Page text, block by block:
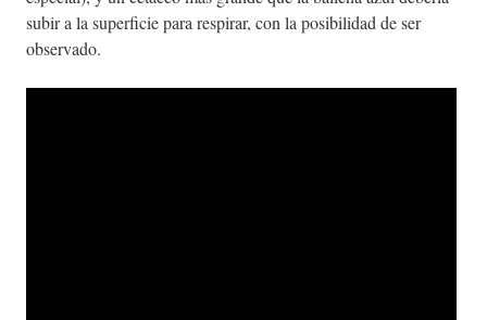
subir a la superficie para respirar, con la posibilidad de ser
observado.